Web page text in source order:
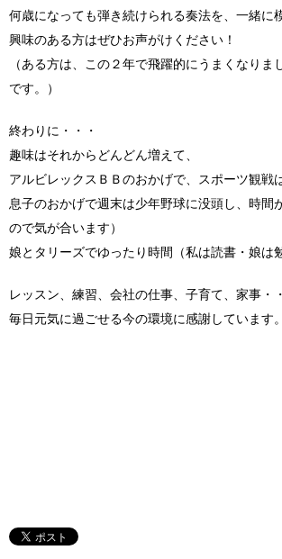
何歳になっても弾き続けられる奏法を、一緒に
興味のある方はぜひお声がけください！
（ある方は、この２年で飛躍的にうまくなり
です。）
終わりに・・・
趣味はそれからどんどん増えて、
アルビレックスＢＢのおかげで、スポーツ観戦
息子のおかげで週末は少年野球に没頭し、時間
ので気が合います）
娘とタリーズでゆったり時間（私は読書・娘は
レッスン、練習、会社の仕事、子育て、家事・
毎日元気に過ごせる今の環境に感謝しています。